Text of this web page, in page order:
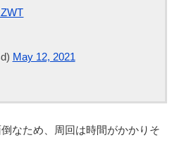
May 12, 2021
なため、周回は時間がかかりそ